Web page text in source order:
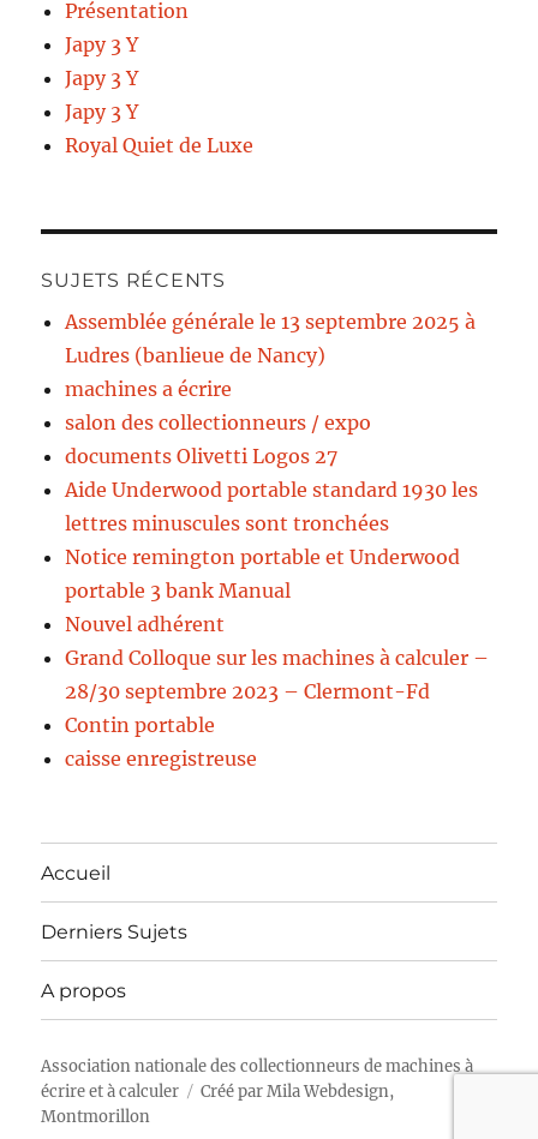
Présentation
Japy 3 Y
Japy 3 Y
Japy 3 Y
Royal Quiet de Luxe
SUJETS RÉCENTS
Assemblée générale le 13 septembre 2025 à
Ludres (banlieue de Nancy)
machines a écrire
salon des collectionneurs / expo
documents Olivetti Logos 27
Aide Underwood portable standard 1930 les
lettres minuscules sont tronchées
Notice remington portable et Underwood
portable 3 bank Manual
Nouvel adhérent
Grand Colloque sur les machines à calculer –
28/30 septembre 2023 – Clermont-Fd
Contin portable
caisse enregistreuse
Accueil
Derniers Sujets
A propos
Association nationale des collectionneurs de machines à
écrire et à calculer
Créé parMila Webdesign,
Montmorillon